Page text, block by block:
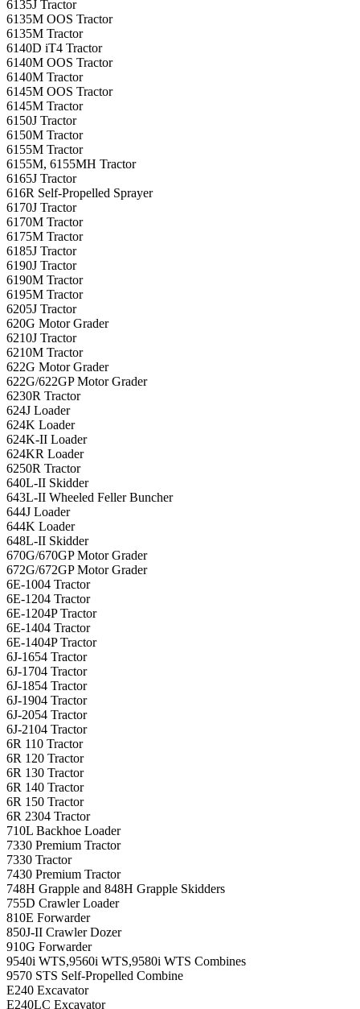
6135J Tractor
6135M OOS Tractor
6135M Tractor
6140D iT4 Tractor
6140M OOS Tractor
6140M Tractor
6145M OOS Tractor
6145M Tractor
6150J Tractor
6150M Tractor
6155M Tractor
6155M, 6155MH Tractor
6165J Tractor
616R Self-Propelled Sprayer
6170J Tractor
6170M Tractor
6175M Tractor
6185J Tractor
6190J Tractor
6190M Tractor
6195M Tractor
6205J Tractor
620G Motor Grader
6210J Tractor
6210M Tractor
622G Motor Grader
622G/622GP Motor Grader
6230R Tractor
624J Loader
624K Loader
624K-II Loader
624KR Loader
6250R Tractor
640L-II Skidder
643L-II Wheeled Feller Buncher
644J Loader
644K Loader
648L-II Skidder
670G/670GP Motor Grader
672G/672GP Motor Grader
6E-1004 Tractor
6E-1204 Tractor
6E-1204P Tractor
6E-1404 Tractor
6E-1404P Tractor
6J-1654 Tractor
6J-1704 Tractor
6J-1854 Tractor
6J-1904 Tractor
6J-2054 Tractor
6J-2104 Tractor
6R 110 Tractor
6R 120 Tractor
6R 130 Tractor
6R 140 Tractor
6R 150 Tractor
6R 2304 Tractor
710L Backhoe Loader
7330 Premium Tractor
7330 Tractor
7430 Premium Tractor
748H Grapple and 848H Grapple Skidders
755D Crawler Loader
810E Forwarder
850J-II Crawler Dozer
910G Forwarder
9540i WTS,9560i WTS,9580i WTS Combines
9570 STS Self-Propelled Combine
E240 Excavator
E240LC Excavator